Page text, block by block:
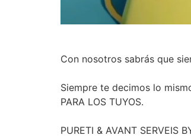
Con nosotros sabrás que
Siempre te decimos lo
PARA LOS TUYOS.
PURETI & AVANT SERVEIS